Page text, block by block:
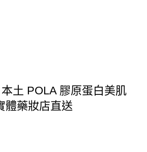
本土 POLA 膠原蛋白美肌
體藥妝店直送